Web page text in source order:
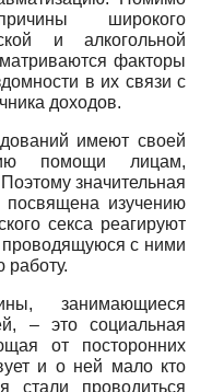
широкого
и алкогольной
факторы
в их связи с
доходов.
имеют своей
помощи лицам,
значительная
посвящена изучению
секса реагируют
с ними
работу.
занимающиеся
– это социальная
от посторонних
и о ней мало кто
проводиться